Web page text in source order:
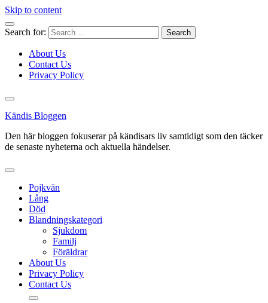
Skip to content
Search for:
About Us
Contact Us
Privacy Policy
Kändis Bloggen
Den här bloggen fokuserar på kändisars liv samtidigt som den täcker
de senaste nyheterna och aktuella händelser.
Pojkvän
Lång
Död
Blandningskategori
Sjukdom
Familj
Föräldrar
About Us
Privacy Policy
Contact Us